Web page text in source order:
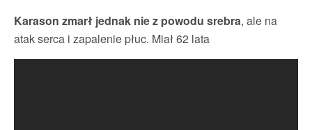
Karason zmarł jednak nie z powodu srebra, ale na
atak serca i zapalenie płuc. Miał 62 lata